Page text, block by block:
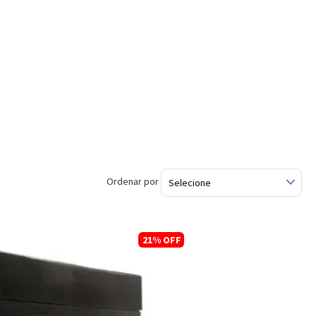
Ordenar por
21% OFF